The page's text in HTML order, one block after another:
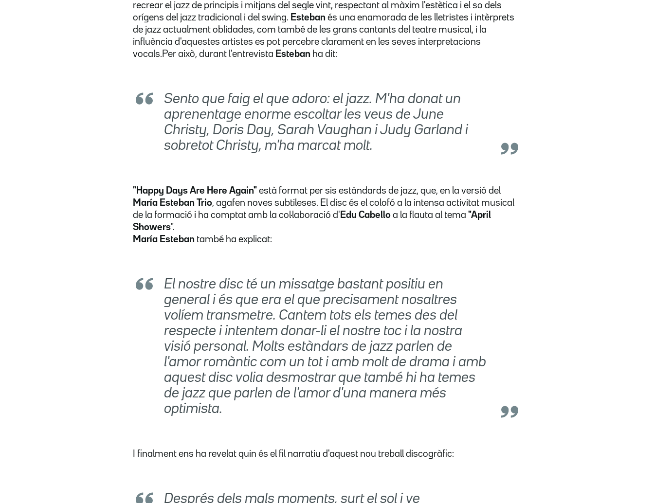
recrear el jazz de principis i mitjans del segle vint, respectant al màxim l'estètica i el so dels
orígens del jazz tradicional i del swing. Esteban és una enamorada de les lletristes i intèrprets
de jazz actualment oblidades, com també de les grans cantants del teatre musical, i la
influència d'aquestes artistes es pot percebre clarament en les seves interpretacions
vocals.Per això, durant l'entrevista Esteban ha dit:
Sento que faig el que adoro: el jazz. M'ha donat un
aprenentage enorme escoltar les veus de June
Christy, Doris Day, Sarah Vaughan i Judy Garland i
sobretot Christy, m'ha marcat molt.
"Happy Days Are Here Again" està format per sis estàndards de jazz, que, en la versió del
María Esteban Trio, agafen noves subtileses. El disc és el colofó a la intensa activitat musical
de la formació i ha comptat amb la col·laboració d' Edu Cabello a la flauta al tema "April
Showers".
María Esteban també ha explicat:
El nostre disc té un missatge bastant positiu en
general i és que era el que precisament nosaltres
volíem transmetre. Cantem tots els temes des del
respecte i intentem donar-li el nostre toc i la nostra
visió personal. Molts estàndars de jazz parlen de
l'amor romàntic com un tot i amb molt de drama i amb
aquest disc volia desmostrar que també hi ha temes
de jazz que parlen de l'amor d'una manera més
optimista.
I finalment ens ha revelat quin és el fil narratiu d'aquest nou treball discogràfic:
Després dels mals moments, surt el sol i ve